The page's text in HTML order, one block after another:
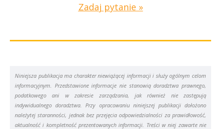
Zadaj pytanie »
Niniejsza publikacja ma charakter niewiążącej informacji i służy ogólnym celom
informacyjnym. Przedstawione informacje nie stanowią doradztwa prawnego,
podatkowego ani w zakresie zarządzania, jak również nie zastępują
indywidualnego doradztwa. Przy opracowaniu niniejszej publikacji dołożono
należytej staranności, jednak bez przejęcia odpowiedzialności za prawidłowość,
aktualność i kompletność prezentowanych informacji. Treści w niej zawarte nie